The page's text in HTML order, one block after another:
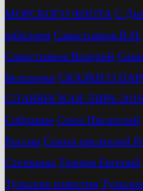
МОРСКОГО ФЛОТА С
юбиллем Савастьянов В.Н.
Савостьянов Валерий
Белозерке СКАЗКИ О
СЛАВЯНСКАЯ ЛИРА-2019
Собрание Союз Писателей
России Союза писателей
Стечкины Трещев Евгений
Тульские известия